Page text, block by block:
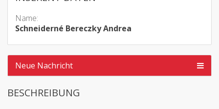
Name:
Schneiderné Bereczky Andrea
Neue Nachricht
BESCHREIBUNG